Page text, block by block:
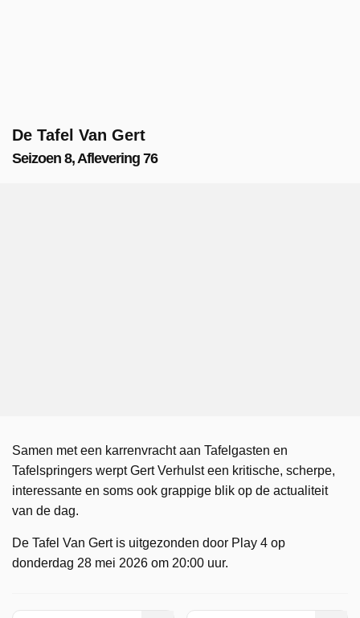
De Tafel Van Gert
Seizoen 8, Aflevering 76
Samen met een karrenvracht aan Tafelgasten en
Tafelspringers werpt Gert Verhulst een kritische, scherpe,
interessante en soms ook grappige blik op de actualiteit
van de dag.
De Tafel Van Gert is uitgezonden door Play 4 op
donderdag 28 mei 2026 om 20:00 uur.